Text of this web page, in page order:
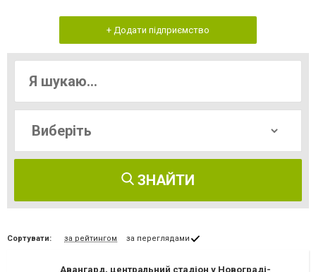
+ Додати підприємство
ЗНАЙТИ
Сортувати: за рейтингом за переглядами
Авангард, центральний стадіон у Новограді-